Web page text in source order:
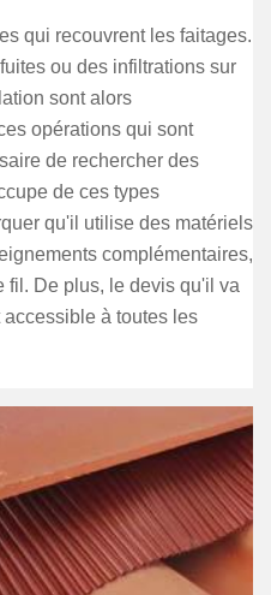
qui recouvrent les faitages.
ou des infiltrations sur
sont alors
opérations qui sont
de rechercher des
de ces types
qu'il utilise des matériels
complémentaires,
fil. De plus, le devis qu'il va
à toutes les